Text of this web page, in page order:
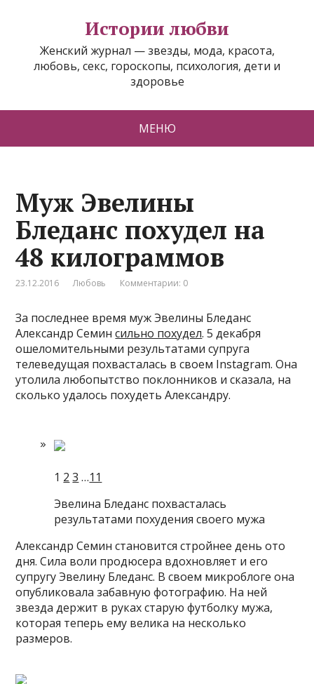
Истории любви
Женский журнал — звезды, мода, красота,
любовь, секс, гороскопы, психология, дети и
здоровье
МЕНЮ
Муж Эвелины
Бледанс похудел на
48 килограммов
23.12.2016 Любовь Комментарии: 0
За последнее время муж Эвелины Бледанс
Александр Семинсильно похудел. 5 декабря
ошеломительными результатами супруга
телеведущая похвасталась в своем Instagram. Она
утолила любопытство поклонников и сказала, на
сколько удалось похудеть Александру.
1 2 3 …11
Эвелина Бледанс похвасталась
результатами похудения своего мужа
Александр Семин становится стройнее день ото
дня. Сила воли продюсера вдохновляет и его
супругу Эвелину Бледанс. В своем микроблоге она
опубликовала забавную фотографию. На ней
звезда держит в руках старую футболку мужа,
которая теперь ему велика на несколько
размеров.